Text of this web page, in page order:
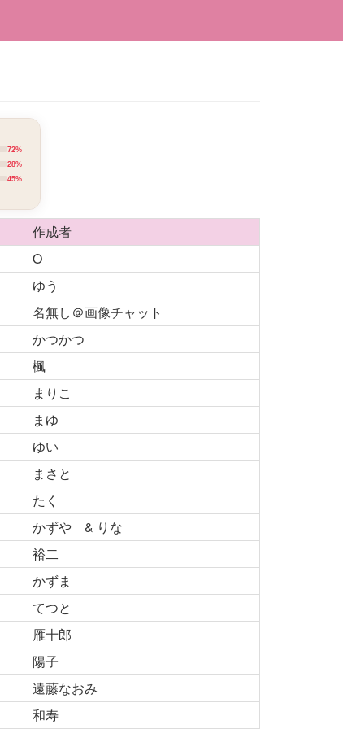
72%
28%
45%
作成者
O
ゆう
名無し＠画像チャット
かつかつ
楓
まりこ
まゆ
ゆい
まさと
たく
かずや & りな
裕二
かずま
てつと
雁十郎
陽子
遠藤なおみ
和寿